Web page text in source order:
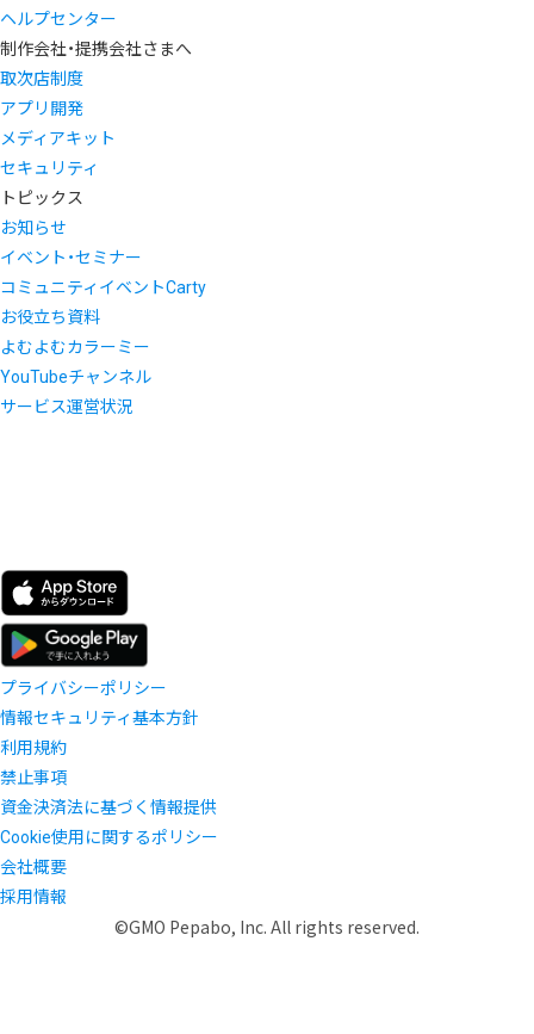
ヘルプセンター
制作会社・提携会社さまへ
取次店制度
アプリ開発
メディアキット
セキュリティ
トピックス
お知らせ
イベント・セミナー
コミュニティイベントCarty
お役立ち資料
よむよむカラーミー
YouTubeチャンネル
サービス運営状況
プライバシーポリシー
情報セキュリティ基本方針
利用規約
禁止事項
資金決済法に基づく情報提供
Cookie使用に関するポリシー
会社概要
採用情報
©GMO Pepabo, Inc. All rights reserved.